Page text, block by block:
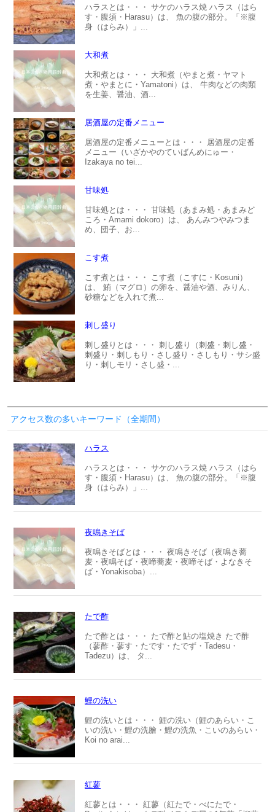
ハラスとは・・・ サケのハラス焼 ハラス（はら
す・腹須・Harasu）は、 魚の腹の部分。「※腹
身（はらみ）」...
大和煮
大和煮とは・・・ 大和煮（やまと煮・ヤマト
煮・やまとに・Yamatoni）は、 牛肉などの肉類
を生姜、醤油、酒...
居酒屋の定番メニュー
居酒屋の定番メニューとは・・・ 居酒屋の定番
メニュー（いざかやのていばんめにゅー・
Izakaya no tei...
甘味処
甘味処とは・・・ 甘味処（あまみ処・あまみど
ころ・Amami dokoro）は、 あんみつやみつま
め、団子、お...
こす煮
こす煮とは・・・ こす煮（こすに・Kosuni）
は、 鮪（マグロ）の卵を、醤油や酒、みりん、
砂糖などを入れて煮...
刺し盛り
刺し盛りとは・・・ 刺し盛り（刺盛・刺し盛・
刺盛り・刺しもり・さし盛り・さしもり・サシ盛
り・刺しモリ・さし盛・...
アクセス数の多いキーワード（全期間）
ハラス
ハラスとは・・・ サケのハラス焼 ハラス（はら
す・腹須・Harasu）は、 魚の腹の部分。「※腹
身（はらみ）」...
夜鳴きそば
夜鳴きそばとは・・・ 夜鳴きそば（夜鳴き蕎
麦・夜鳴そば・夜啼蕎麦・夜啼そば・よなきそ
ば・Yonakisoba）...
たで酢
たで酢とは・・・ たで酢と鮎の塩焼き たで酢
（蓼酢・蓼す・たです・たでず・Tadesu・
Tadezu）は、 タ...
鯉の洗い
鯉の洗いとは・・・ 鯉の洗い（鯉のあらい・こ
いの洗い・鯉の洗膾・鯉の洗魚・こいのあらい・
Koi no arai...
紅蓼
紅蓼とは・・・ 紅蓼（紅たで・べにたで・